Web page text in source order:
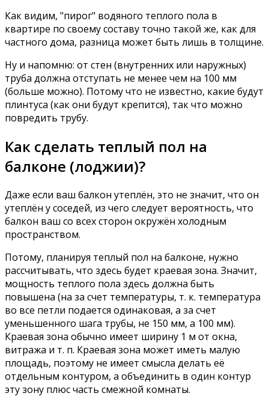
Как видим, "пирог" водяного теплого пола в
квартире по своему составу точно такой же, как для
частного дома, разница может быть лишь в толщине.
Ну и напомню: от стен (внутренних или наружных)
труба должна отступать не менее чем на 100 мм
(больше можно). Потому что не известно, какие будут
плинтуса (как они будут крепится), так что можно
повредить трубу.
Как сделать теплый пол на
балконе (лоджии)?
Даже если ваш балкон утеплён, это не значит, что он
утеплён у соседей, из чего следует вероятность, что
балкон ваш со всех сторон окружён холодным
пространством.
Потому, планируя теплый пол на балконе, нужно
рассчитывать, что здесь будет краевая зона. Значит,
мощность теплого пола здесь должна быть
повышена (на за счет температуры, т. к. температура
во все петли подается одинаковая, а за счет
уменьшенного шага трубы, не 150 мм, а 100 мм).
Краевая зона обычно имеет ширину 1 м от окна,
витража и т. п. Краевая зона может иметь малую
площадь, поэтому не имеет смысла делать её
отдельным контуром, а объединить в один контур
эту зону плюс часть смежной комнаты.